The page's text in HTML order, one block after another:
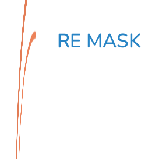
RE MASK